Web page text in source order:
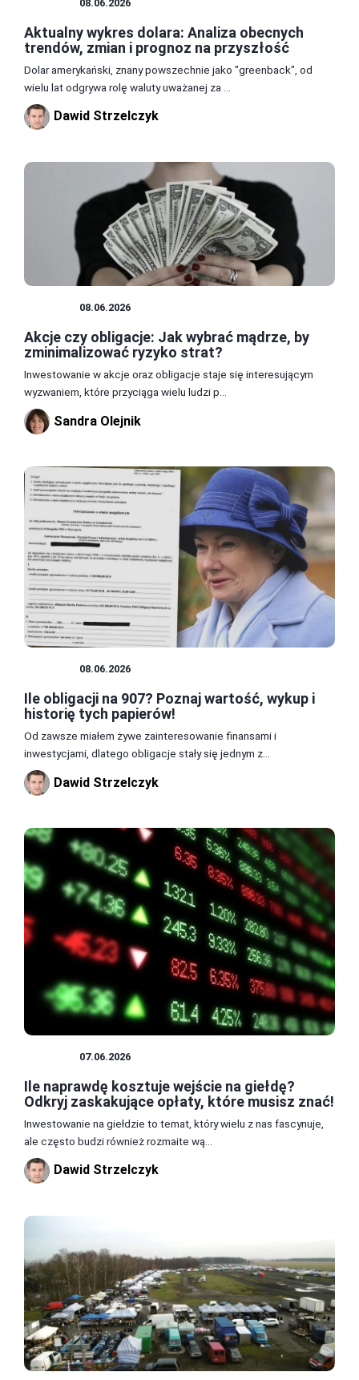
08.06.2026
Aktualny wykres dolara: Analiza obecnych
trendów, zmian i prognoz na przyszłość
Dolar amerykański, znany powszechnie jako "greenback", od
wielu lat odgrywa rolę waluty uważanej za ...
Dawid Strzelczyk
08.06.2026
Akcje czy obligacje: Jak wybrać mądrze, by
zminimalizować ryzyko strat?
Inwestowanie w akcje oraz obligacje staje się interesującym
wyzwaniem, które przyciąga wielu ludzi p...
Sandra Olejnik
08.06.2026
Ile obligacji na 907? Poznaj wartość, wykup i
historię tych papierów!
Od zawsze miałem żywe zainteresowanie finansami i
inwestycjami, dlatego obligacje stały się jednym z...
Dawid Strzelczyk
07.06.2026
Ile naprawdę kosztuje wejście na giełdę?
Odkryj zaskakujące opłaty, które musisz znać!
Inwestowanie na giełdzie to temat, który wielu z nas fascynuje,
ale często budzi również rozmaite wą...
Dawid Strzelczyk